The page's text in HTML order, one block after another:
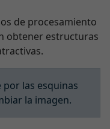
de procesamiento
obtener estructuras
las esquinas
la imagen.